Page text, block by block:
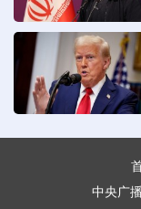
中央广